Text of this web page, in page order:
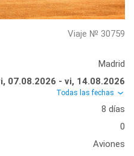
Viaje № 30759
Madrid
07.08.2026 - vi, 14.08.2026
Todas las fechas
8 días
0
Aviones